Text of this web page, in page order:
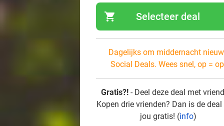
shopping_cart Selecteer deal
Dagelijks om middernacht
Social Deals. Wees snel, op =
Gratis?! - Deel deze deal met
Kopen drie vrienden? Dan is de
jou gratis! (info)